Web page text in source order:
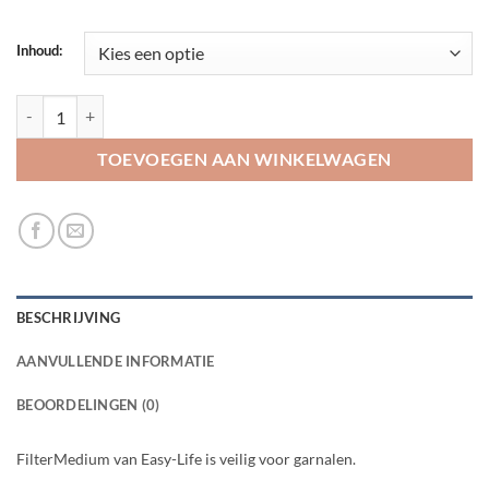
Inhoud:
TOEVOEGEN AAN WINKELWAGEN
BESCHRIJVING
AANVULLENDE INFORMATIE
BEOORDELINGEN (0)
FilterMedium van Easy-Life is veilig voor garnalen.